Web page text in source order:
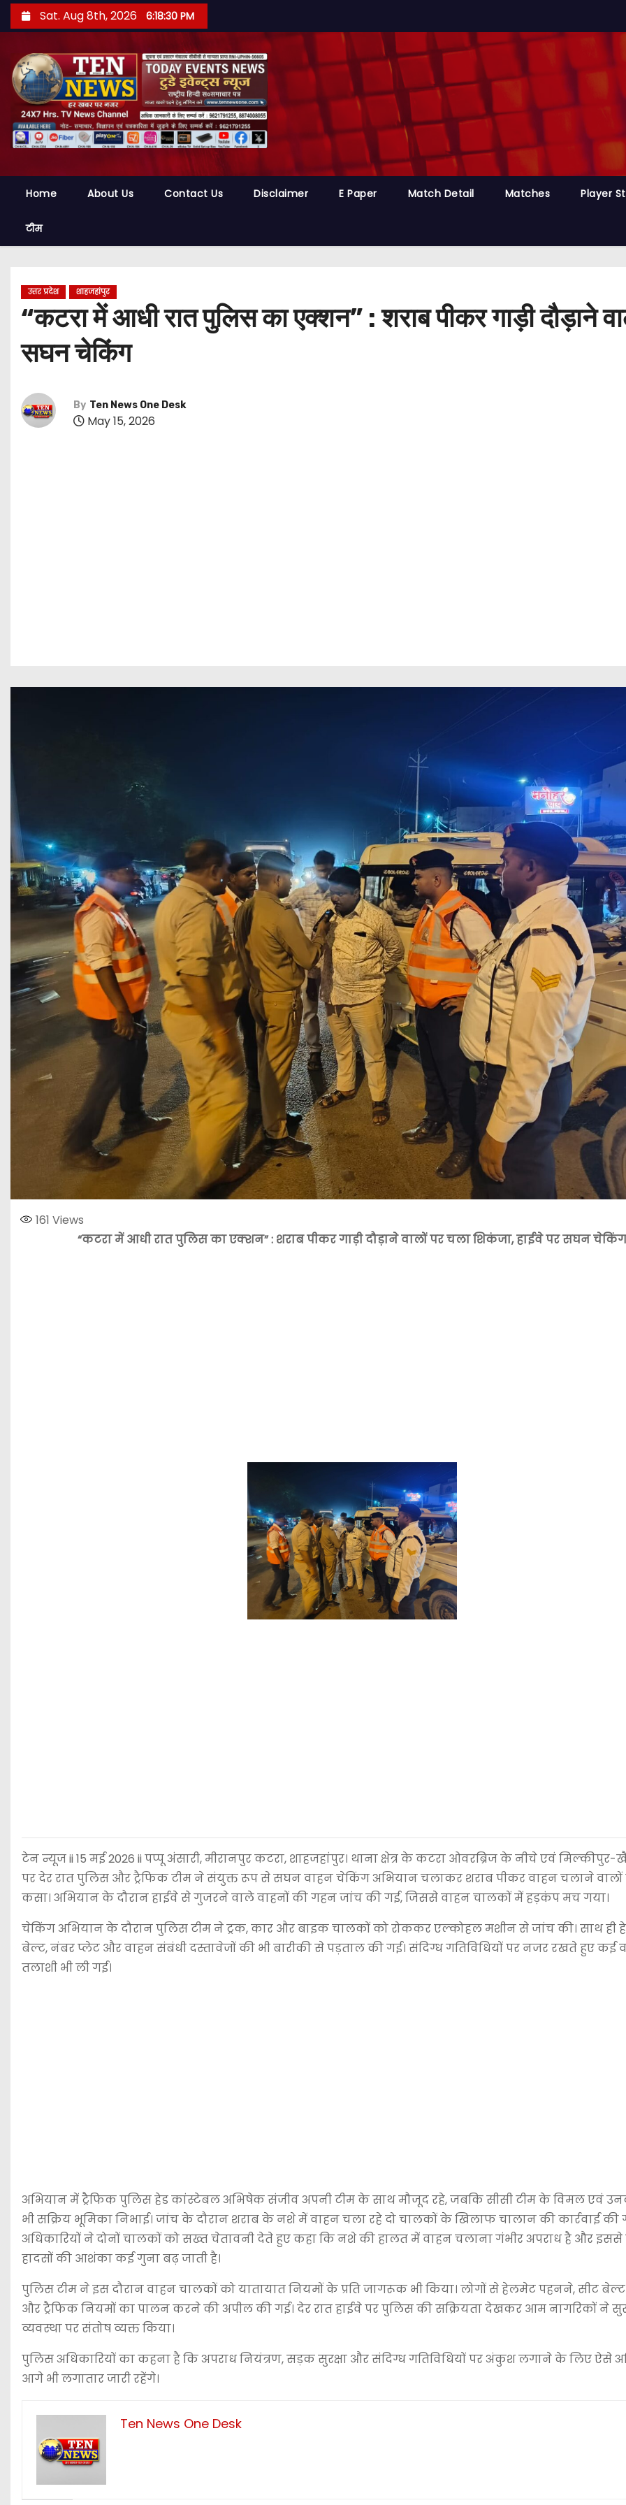
k
t
Sat. Aug 8th, 2026 6:18:31 PM
Home About Us Contact Us Disclaimer E Paper Match Detail Matches Player
टीम
उत्तर प्रदेश शाहजहांपुर
“कटरा में आधी रात पुलिस का एक्शन” : शराब पीकर गाड़ी दौड़ाने
सघन चेकिंग
By Ten News One Desk
May 15, 2026
161 Views
“कटरा में आधी रात पुलिस का एक्शन” : शराब पीकर गाड़ी दौड़ाने वालों पर चला शिकंजा, हाईवे पर सघन चेकिंग
टेन न्यूज ii 15 मई 2026 ii पप्पू अंसारी, मीरानपुर कटरा, शाहजहांपुर। थाना क्षेत्र के कटरा ओवरब्रिज के नीचे एवं मिल्कीपुर-
पर देर रात पुलिस और ट्रैफिक टीम ने संयुक्त रूप से सघन वाहन चेकिंग अभियान चलाकर शराब पीकर वाहन चलाने वालों
कसा। अभियान के दौरान हाईवे से गुजरने वाले वाहनों की गहन जांच की गई, जिससे वाहन चालकों में हड़कंप मच गया।
चेकिंग अभियान के दौरान पुलिस टीम ने ट्रक, कार और बाइक चालकों को रोककर एल्कोहल मशीन से जांच की। साथ ही
बेल्ट, नंबर प्लेट और वाहन संबंधी दस्तावेजों की भी बारीकी से पड़ताल की गई। संदिग्ध गतिविधियों पर नजर रखते हुए कई
तलाशी भी ली गई।
अभियान में ट्रैफिक पुलिस हेड कांस्टेबल अभिषेक संजीव अपनी टीम के साथ मौजूद रहे, जबकि सीसी टीम के विमल एवं
भी सक्रिय भूमिका निभाई। जांच के दौरान शराब के नशे में वाहन चला रहे दो चालकों के खिलाफ चालान की कार्रवाई की
अधिकारियों ने दोनों चालकों को सख्त चेतावनी देते हुए कहा कि नशे की हालत में वाहन चलाना गंभीर अपराध है और
हादसों की आशंका कई गुना बढ़ जाती है।
पुलिस टीम ने इस दौरान वाहन चालकों को यातायात नियमों के प्रति जागरूक भी किया। लोगों से हेलमेट पहनने, सीट
और ट्रैफिक नियमों का पालन करने की अपील की गई। देर रात हाईवे पर पुलिस की सक्रियता देखकर आम नागरिकों ने
व्यवस्था पर संतोष व्यक्त किया।
पुलिस अधिकारियों का कहना है कि अपराध नियंत्रण, सड़क सुरक्षा और संदिग्ध गतिविधियों पर अंकुश लगाने के लिए ऐसे
आगे भी लगातार जारी रहेंगे।
Ten News One Desk